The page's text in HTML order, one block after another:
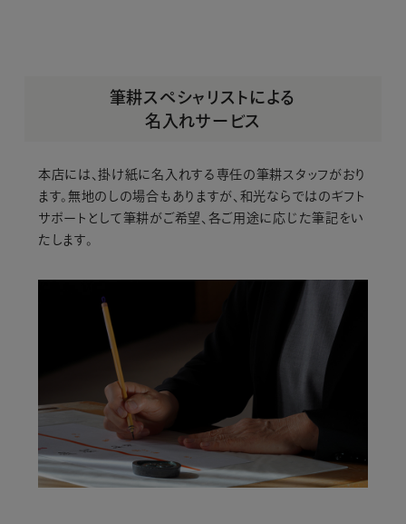
筆耕スペシャリストによる
名入れサービス
本店には、掛け紙に名入れする 専任の筆耕スタッフがおり
ます。無地のしの場合もありますが、 和光ならではのギフト
サポートとして筆耕がご希望、各ご用途に応じた筆記をい
たします。